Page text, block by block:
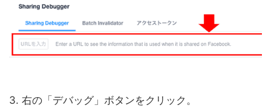
3. 右の「デバッグ」ボタンをクリック。